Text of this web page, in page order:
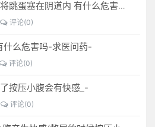
一天内长时间将跳蛋塞在阴道内 有什么危害免...(跳蛋是放哪里)
评论(0)
什么危害吗-求医问药-
评论(0)
按压小腹会有快感_-
评论(0)